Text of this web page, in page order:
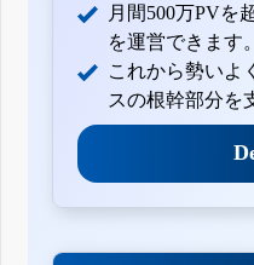
月間500万PVを
を運営できます。
これから勢いよ
スの根幹部分を